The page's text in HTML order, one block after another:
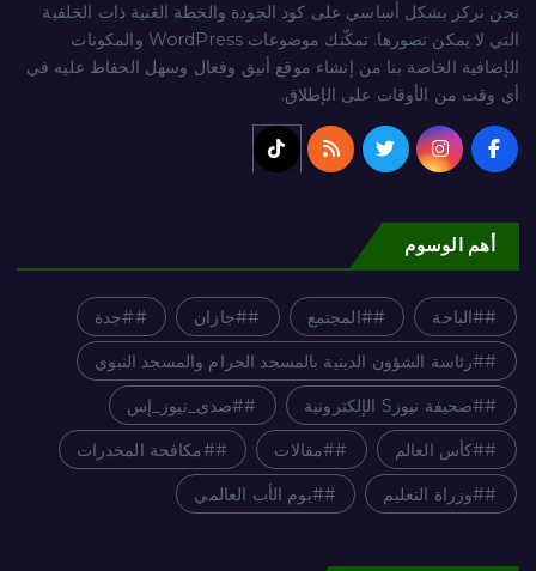
نحن نركز بشكل أساسي على كود الجودة والخطة الغنية ذات الخلفية
التي لا يمكن تصورها. تمكّنك موضوعات WordPress والمكونات
الإضافية الخاصة بنا من إنشاء موقع أنيق وفعال وسهل الحفاظ عليه في
أي وقت من الأوقات على الإطلاق.
أهم الوسوم
#الباحة #المجتمع #جازان #جدة
#رئاسة الشؤون الدينية بالمسجد الحرام والمسجد النبوي
#صحيفة نيوزS الإلكترونية #صدى_نيوز_إس
#كأس العالم #مقالات #مكافحة المخدرات
#وزراة التعليم #يوم الأب العالمي